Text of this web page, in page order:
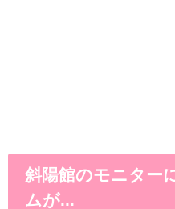
斜陽館のモニター
ムが...